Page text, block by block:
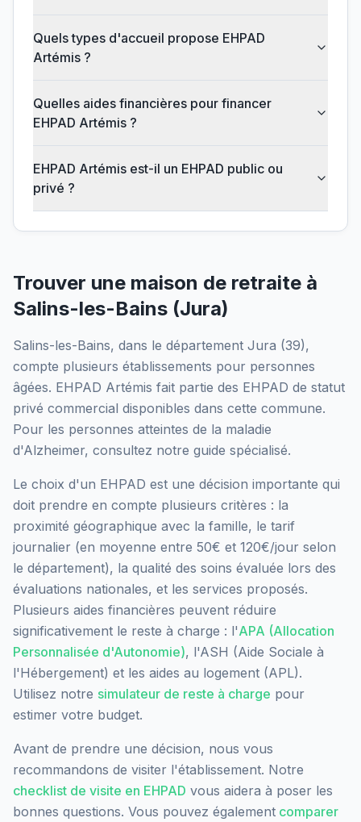
Quels types d'accueil propose EHPAD
Artémis ?
Quelles aides financières pour financer
EHPAD Artémis ?
EHPAD Artémis est-il un EHPAD public ou
privé ?
Trouver une maison de retraite à
Salins-les-Bains (Jura)
Salins-les-Bains, dans le département Jura (39),
compte plusieurs établissements pour personnes
âgées. EHPAD Artémis fait partie des EHPAD de statut
privé commercial disponibles dans cette commune.
Pour les personnes atteintes de la maladie
d'Alzheimer, consultez notre guide spécialisé.
Le choix d'un EHPAD est une décision importante qui
doit prendre en compte plusieurs critères : la
proximité géographique avec la famille, le tarif
journalier (en moyenne entre 50€ et 120€/jour selon
le département), la qualité des soins évaluée lors des
évaluations nationales, et les services proposés.
Plusieurs aides financières peuvent réduire
significativement le reste à charge : l'APA (Allocation
Personnalisée d'Autonomie), l'ASH (Aide Sociale à
l'Hébergement) et les aides au logement (APL).
Utilisez notre simulateur de reste à charge pour
estimer votre budget.
Avant de prendre une décision, nous vous
recommandons de visiter l'établissement. Notre
checklist de visite en EHPAD vous aidera à poser les
bonnes questions. Vous pouvez également comparer